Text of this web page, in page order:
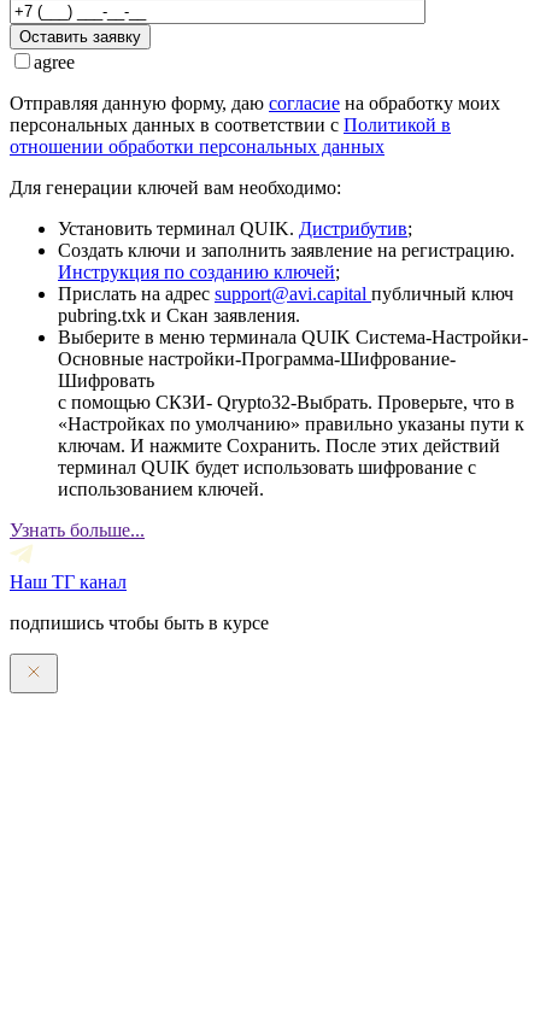
Оставить заявку
agree
Отправляя данную форму, даю согласие на обработку моих
персональных данных в соответствии с Политикой в
отношении обработки персональных данных
Для генерации ключей вам необходимо:
Установить терминал QUIK. Дистрибутив;
Создать ключи и заполнить заявление на регистрацию.
Инструкция по созданию ключей;
Прислать на адрес support@avi.capital публичный ключ
pubring.txk и Скан заявления.
Выберите в меню терминала QUIK Система-Настройки-
Основные настройки-Программа-Шифрование-
Шифровать
с помощью СКЗИ- Qrypto32-Выбрать. Проверьте, что в
«Настройках по умолчанию» правильно указаны пути к
ключам. И нажмите Сохранить. После этих действий
терминал QUIK будет использовать шифрование с
использованием ключей.
Узнать больше...
Наш ТГ канал
подпишись чтобы быть в курсе